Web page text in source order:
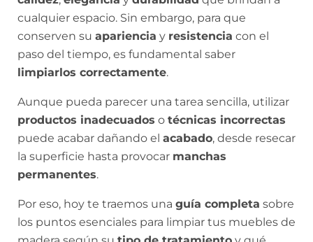
cualquier espacio. Sin embargo, para que
conserven su apariencia y resistencia con el
paso del tiempo, es fundamental saber
limpiarlos correctamente.
Aunque pueda parecer una tarea sencilla, utilizar
productos inadecuados o técnicas incorrectas
puede acabar dañando el acabado, desde resecar
la superficie hasta provocar manchas
permanentes.
Por eso, hoy te traemos una guía completa sobre
los puntos esenciales para limpiar tus muebles de